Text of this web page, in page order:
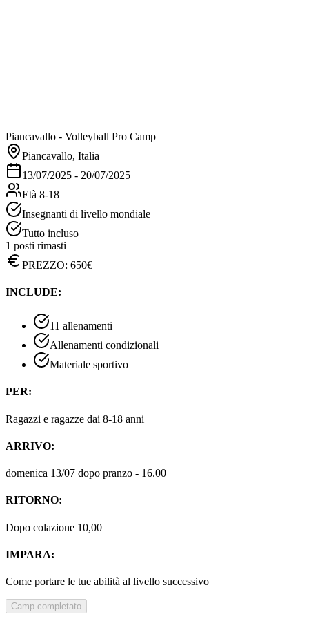
patrick@mp-14.com
Piancavallo - Volleyball Pro Camp
Piancavallo, Italia
13/07/2025 - 20/07/2025
Età 8-18
Insegnanti di livello mondiale
Tutto incluso
1 posti rimasti
PREZZO: 650€
INCLUDE:
11 allenamenti
Allenamenti condizionali
Materiale sportivo
PER:
Ragazzi e ragazze dai 8-18 anni
ARRIVO:
domenica 13/07 dopo pranzo - 16.00
RITORNO:
Dopo colazione 10,00
IMPARA:
Come portare le tue abilità al livello successivo
Camp completato